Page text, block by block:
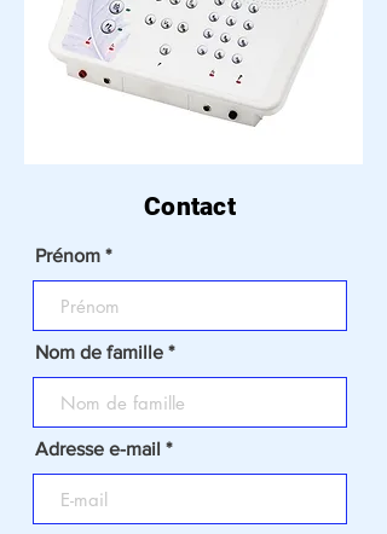
Contact
Prénom
Nom de famille
Adresse e-mail